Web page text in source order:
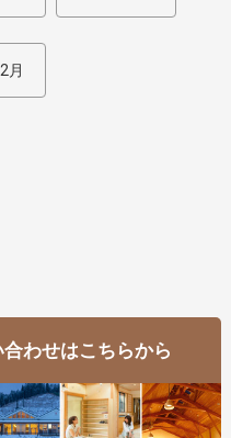
月
わせはこちらから